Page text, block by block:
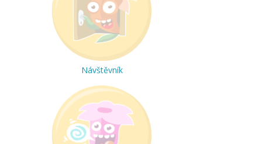
Návštěvník